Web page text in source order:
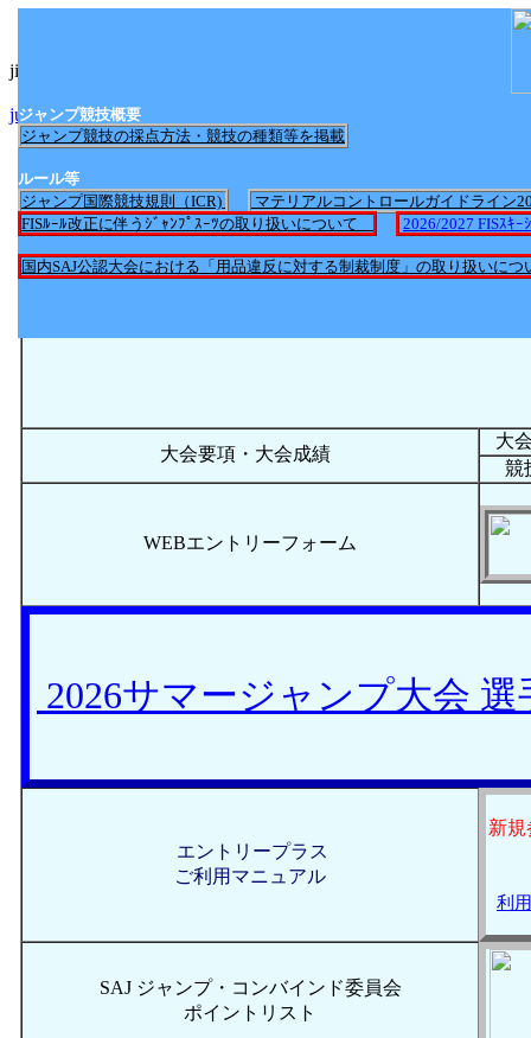
大会要項・大会成績
大
競
WEBエントリーフォーム
2026サマージャンプ大会
エントリープラス
ご利用マニュアル
新
利
SAJ ジャンプ・コンバインド委員会
ポイントリスト
ジャンプ競技概要
ジャンプ競技の採点方法・競技の種類等を掲載
ルール等
ジャンプ国際競技規則（ICR)
マテリアルコントロールガイドライ
FISﾙｰﾙ改正に伴うｼﾞｬﾝﾌﾟｽｰﾂの取り扱いについて
2026/2027 FISｽｷ
国内SAJ公認大会における「用品違反に対する制裁制度」の取り扱いにつ
jimp_nittei2017.htmlへのリンク
jump_nittei2025.htmlへのリンク